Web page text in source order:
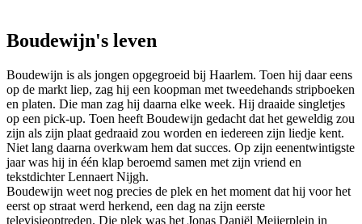
Boudewijn's leven
Boudewijn is als jongen opgegroeid bij Haarlem. Toen hij daar eens
op de markt liep, zag hij een koopman met tweedehands stripboeken
en platen. Die man zag hij daarna elke week. Hij draaide singletjes
op een pick-up. Toen heeft Boudewijn gedacht dat het geweldig zou
zijn als zijn plaat gedraaid zou worden en iedereen zijn liedje kent.
Niet lang daarna overkwam hem dat succes. Op zijn eenentwintigste
jaar was hij in één klap beroemd samen met zijn vriend en
tekstdichter Lennaert Nijgh.
Boudewijn weet nog precies de plek en het moment dat hij voor het
eerst op straat werd herkend, een dag na zijn eerste
televisieoptreden. Die plek was het Jonas Daniël Meijerplein in